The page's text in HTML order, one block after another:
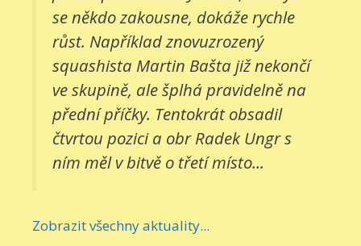
se někdo zakousne, dokáže rychle
růst. Například znovuzrozený
squashista Martin Bašta již nekončí
ve skupině, ale šplhá pravidelně na
přední příčky. Tentokrát obsadil
čtvrtou pozici a obr Radek Ungr s
ním měl v bitvě o třetí místo...
Zobrazit všechny aktuality...